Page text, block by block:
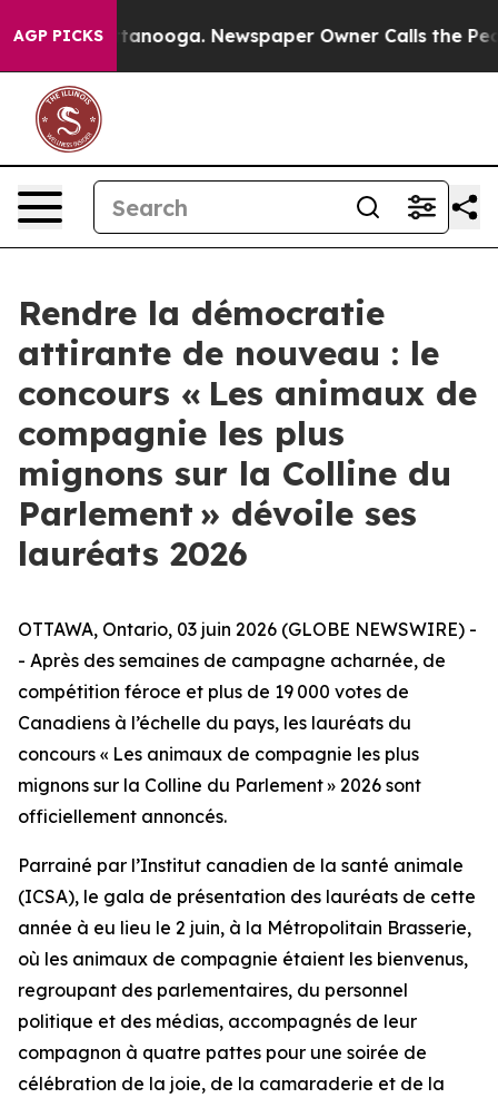
AGP PICKS
Chattanooga. Newspaper Owner Calls the People
Rendre la démocratie
attirante de nouveau : le
concours « Les animaux de
compagnie les plus
mignons sur la Colline du
Parlement » dévoile ses
lauréats 2026
OTTAWA, Ontario, 03 juin 2026 (GLOBE NEWSWIRE) -
- Après des semaines de campagne acharnée, de
compétition féroce et plus de 19 000 votes de
Canadiens à l’échelle du pays, les lauréats du
concours « Les animaux de compagnie les plus
mignons sur la Colline du Parlement » 2026 sont
officiellement annoncés.
Parrainé par l’Institut canadien de la santé animale
(ICSA), le gala de présentation des lauréats de cette
année à eu lieu le 2 juin, à la Métropolitain Brasserie,
où les animaux de compagnie étaient les bienvenus,
regroupant des parlementaires, du personnel
politique et des médias, accompagnés de leur
compagnon à quatre pattes pour une soirée de
célébration de la joie, de la camaraderie et de la